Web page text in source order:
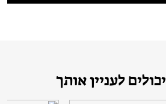
לעניין אותך